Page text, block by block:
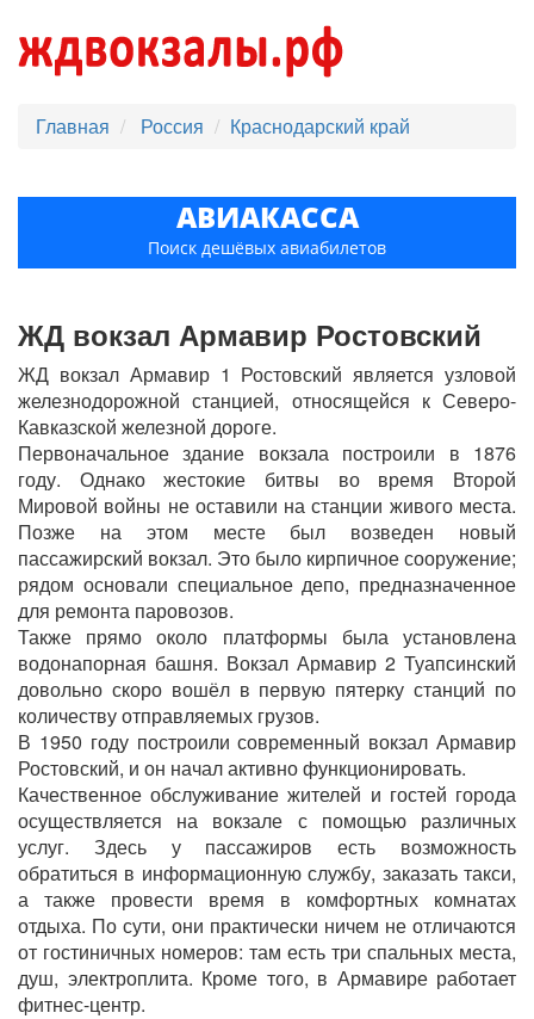
Главная Россия Краснодарский край
АВИАКАССА
Поиск дешёвых авиабилетов
ЖД вокзал Армавир Ростовский
ЖД вокзал Армавир 1 Ростовский является узловой
железнодорожной станцией, относящейся к Северо-
Кавказской железной дороге.
Первоначальное здание вокзала построили в 1876
году. Однако жестокие битвы во время Второй
Мировой войны не оставили на станции живого места.
Позже на этом месте был возведен новый
пассажирский вокзал. Это было кирпичное сооружение;
рядом основали специальное депо, предназначенное
для ремонта паровозов.
Также прямо около платформы была установлена
водонапорная башня. Вокзал Армавир 2 Туапсинский
довольно скоро вошёл в первую пятерку станций по
количеству отправляемых грузов.
В 1950 году построили современный вокзал Армавир
Ростовский, и он начал активно функционировать.
Качественное обслуживание жителей и гостей города
осуществляется на вокзале с помощью различных
услуг. Здесь у пассажиров есть возможность
обратиться в информационную службу, заказать такси,
а также провести время в комфортных комнатах
отдыха. По сути, они практически ничем не отличаются
от гостиничных номеров: там есть три спальных места,
душ, электроплита. Кроме того, в Армавире работает
фитнес-центр.